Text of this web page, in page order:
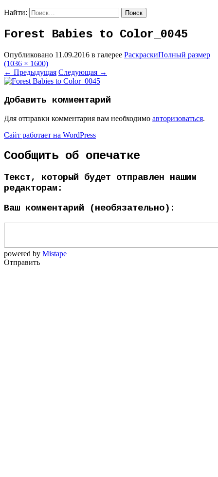
Найти:
Forest Babies to Color_0045
Опубликовано 11.09.2016 в галерее РаскраскиПолный размер
(1036 × 1600)
← Предыдущая Следующая →
Добавить комментарий
Для отправки комментария вам необходимо авторизоваться.
Сайт работает на WordPress
Сообщить об опечатке
Текст, который будет отправлен нашим
редакторам:
Ваш комментарий (необязательно):
powered by Mistape
Отправить